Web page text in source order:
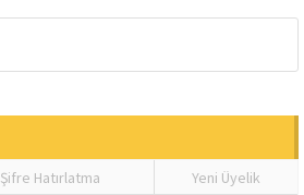
Şifre Hatırlatma Yeni Üyelik